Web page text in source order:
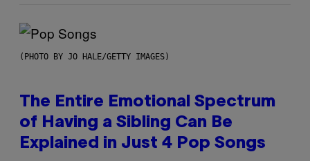
(PHOTO BY JO HALE/GETTY IMAGES)
The Entire Emotional Spectrum
of Having a Sibling Can Be
Explained in Just 4 Pop Songs